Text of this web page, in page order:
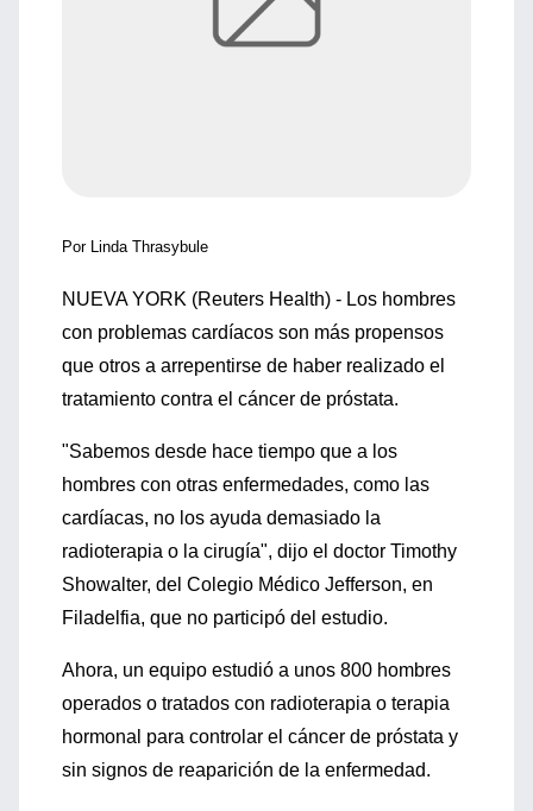
Por Linda Thrasybule
NUEVA YORK (Reuters Health) - Los hombres
con problemas cardíacos son más propensos
que otros a arrepentirse de haber realizado el
tratamiento contra el cáncer de próstata.
"Sabemos desde hace tiempo que a los
hombres con otras enfermedades, como las
cardíacas, no los ayuda demasiado la
radioterapia o la cirugía", dijo el doctor Timothy
Showalter, del Colegio Médico Jefferson, en
Filadelfia, que no participó del estudio.
Ahora, un equipo estudió a unos 800 hombres
operados o tratados con radioterapia o terapia
hormonal para controlar el cáncer de próstata y
sin signos de reaparición de la enfermedad.